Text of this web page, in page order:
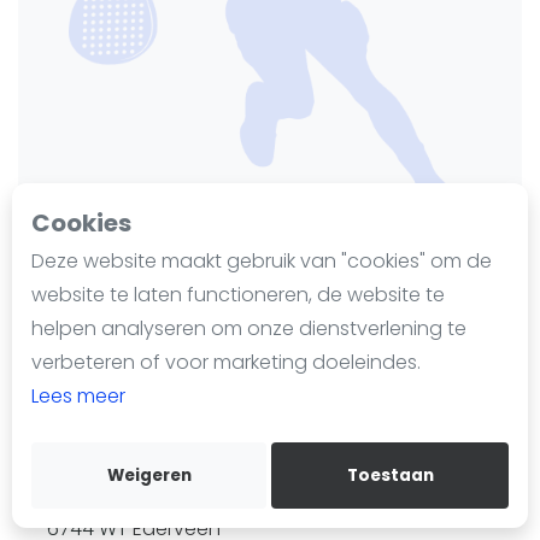
Cookies
Deze website maakt gebruik van "cookies" om de
website te laten functioneren, de website te
helpen analyseren om onze dienstverlening te
verbeteren of voor marketing doeleindes.
Lees meer
Weigeren Toestaan
Nieuws
Blog artikelen
Informatie
Over ons
Contact
Adverteren
Insights
WhatsApp
Join WhatsApp Community
ISPA-TV Ederveen
Laatst geüpdate op 29 mei 2026
89 keer bekeken sinds 19 mei 2026
6744 WTEderveen